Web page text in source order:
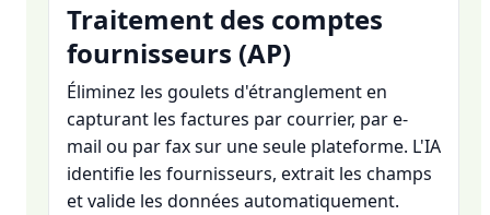
Traitement des comptes
fournisseurs (AP)
Éliminez les goulets d'étranglement en
capturant les factures par courrier, par e-
mail ou par fax sur une seule plateforme. L'IA
identifie les fournisseurs, extrait les champs
et valide les données automatiquement.